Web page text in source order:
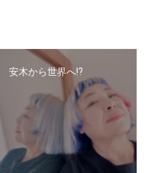
安木から世界へ⁉️